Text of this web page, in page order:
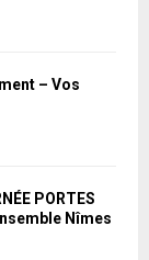
– Vos
PORTES
Nîmes